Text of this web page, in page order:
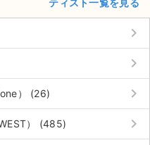
keyboard_arrow_right
keyboard_arrow_right
） (26) keyboard_arrow_right
） (485) keyboard_arrow_right